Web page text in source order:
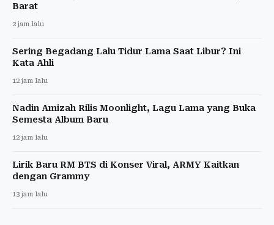
Barat
2 jam lalu
Sering Begadang Lalu Tidur Lama Saat Libur? Ini
Kata Ahli
12 jam lalu
Nadin Amizah Rilis Moonlight, Lagu Lama yang Buka
Semesta Album Baru
12 jam lalu
Lirik Baru RM BTS di Konser Viral, ARMY Kaitkan
dengan Grammy
13 jam lalu